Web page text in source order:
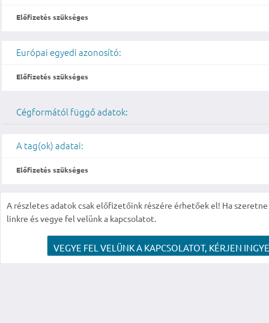
Előfizetés szükséges
Európai egyedi azonosító:
Előfizetés szükséges
Cégformától függő adatok:
A tag(ok) adatai:
Előfizetés szükséges
A részletes adatok csak előfizetőink részére érhetőek el! Ha
linkre és vegye fel velünk a kapcsolatot.
VEGYE FEL VELÜNK A KAPCSOLATOT, KÉRJEN